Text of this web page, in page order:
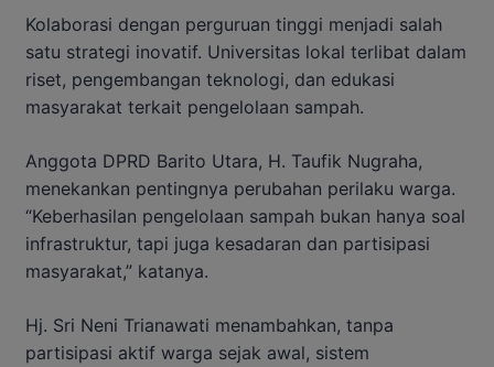
Kolaborasi dengan perguruan tinggi menjadi salah
satu strategi inovatif. Universitas lokal terlibat dalam
riset, pengembangan teknologi, dan edukasi
masyarakat terkait pengelolaan sampah.
Anggota DPRD Barito Utara, H. Taufik Nugraha,
menekankan pentingnya perubahan perilaku warga.
“Keberhasilan pengelolaan sampah bukan hanya soal
infrastruktur, tapi juga kesadaran dan partisipasi
masyarakat,” katanya.
Hj. Sri Neni Trianawati menambahkan, tanpa
partisipasi aktif warga sejak awal, sistem